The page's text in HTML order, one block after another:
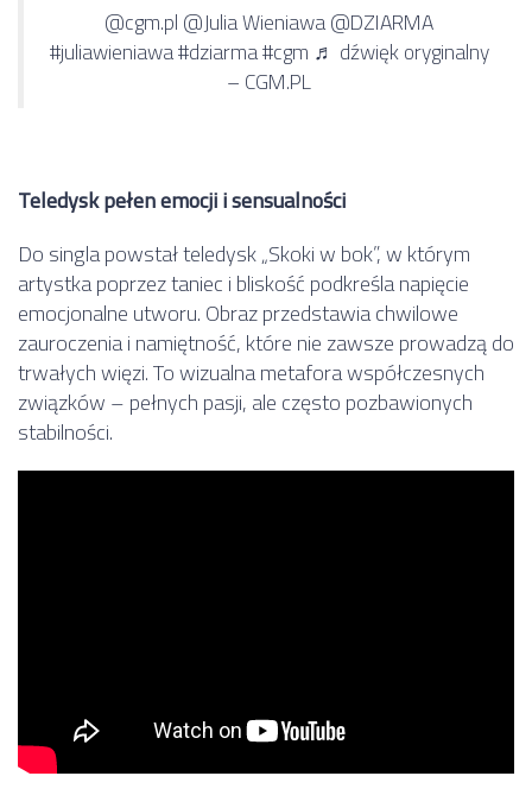
@cgm.pl@Julia Wieniawa @DZIARMA
#juliawieniawa#dziarma#cgm ♬ dźwięk oryginalny
– CGM.PL
Teledysk pełen emocji i sensualności
Do singla powstał teledysk „Skoki w bok”, w którym
artystka poprzez taniec i bliskość podkreśla napięcie
emocjonalne utworu. Obraz przedstawia chwilowe
zauroczenia i namiętność, które nie zawsze prowadzą do
trwałych więzi. To wizualna metafora współczesnych
związków – pełnych pasji, ale często pozbawionych
stabilności.